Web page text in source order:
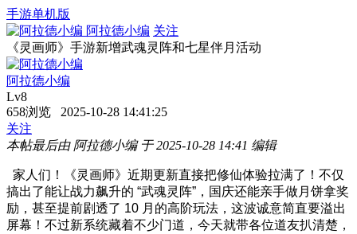
手游单机版
阿拉德小编 关注
《灵画师》手游新增武魂灵阵和七星伴月活动
阿拉德小编
Lv8
658浏览 2025-10-28 14:41:25
关注
本帖最后由 阿拉德小编 于 2025-10-28 14:41 编辑
家人们！《灵画师》近期更新直接把修仙体验拉满了！不仅
搞出了能让战力飙升的 “武魂灵阵”，国庆还能亲手做月饼拿奖
励，甚至提前剧透了 10 月的高阶玩法，这波诚意简直要溢出
屏幕！不过新系统藏着不少门道，今天就带各位道友扒清楚，